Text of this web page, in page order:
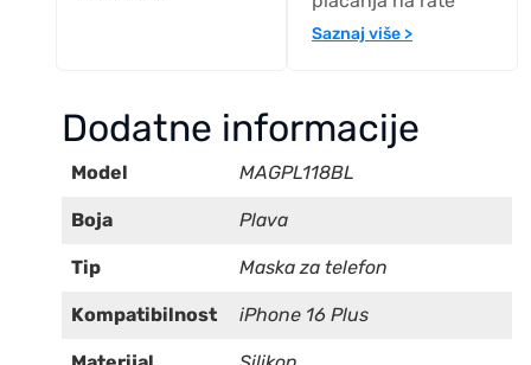
Saznaj više >
Dodatne informacije
Model MAGPL118BL
Boja Plava
Tip Maska za telefon
Kompatibilnost iPhone 16 Plus